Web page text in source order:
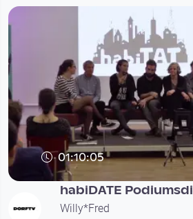
01:10:05
habiDATE
Willy*Fred